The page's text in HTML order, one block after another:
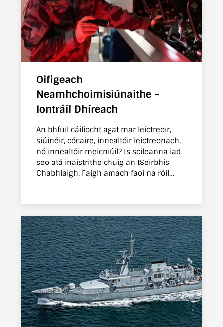
Oifigeach
Neamhchoimisiúnaithe –
Iontráil Dhíreach
An bhfuil cáilíocht agat mar leictreoir,
siúinéir, cócaire, innealtóir leictreonach,
nó innealtóir meicniúil? Is scileanna iad
seo atá inaistrithe chuig an tSeirbhís
Chabhlaigh. Faigh amach faoi na róil